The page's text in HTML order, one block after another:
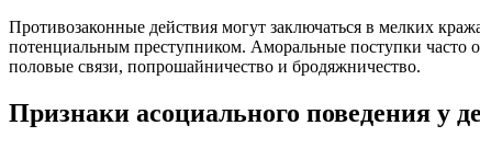
Противозаконные действия могут заключаться в мелких
потенциальным преступником. Аморальные поступки часто
половые связи, попрошайничество и бродяжничество.
Признаки асоциального поведения у